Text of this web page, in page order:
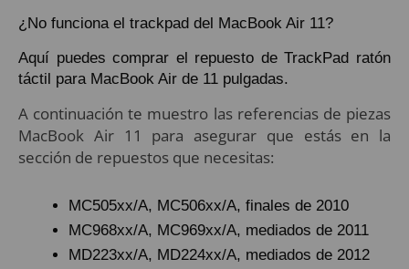
¿No funciona el trackpad del MacBook Air 11?
Aquí puedes comprar el repuesto de TrackPad ratón
táctil para MacBook Air de 11 pulgadas.
A continuación te muestro las referencias de piezas
MacBook Air 11 para asegurar que estás en la
sección de repuestos que necesitas:
MC505xx/A, MC506xx/A, finales de 2010
MC968xx/A, MC969xx/A, mediados de 2011
MD223xx/A, MD224xx/A, mediados de 2012